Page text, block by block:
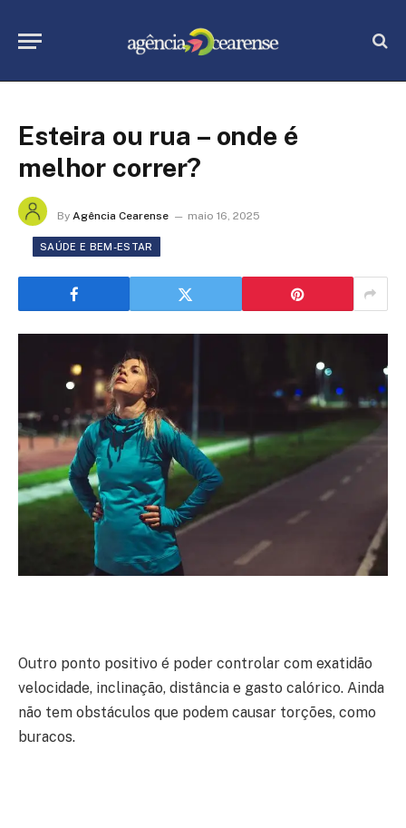
Esteira ou rua – onde é
melhor correr?
By Agência Cearense maio 16, 2025
SAÚDE E BEM-ESTAR
Outro ponto positivo é poder controlar com exatidão
velocidade, inclinação, distância e gasto calórico. Ainda
não tem obstáculos que podem causar torções, como
buracos.